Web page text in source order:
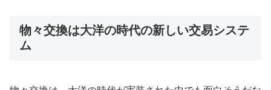
物々交換は大洋の時代の新しい交易システ
ム